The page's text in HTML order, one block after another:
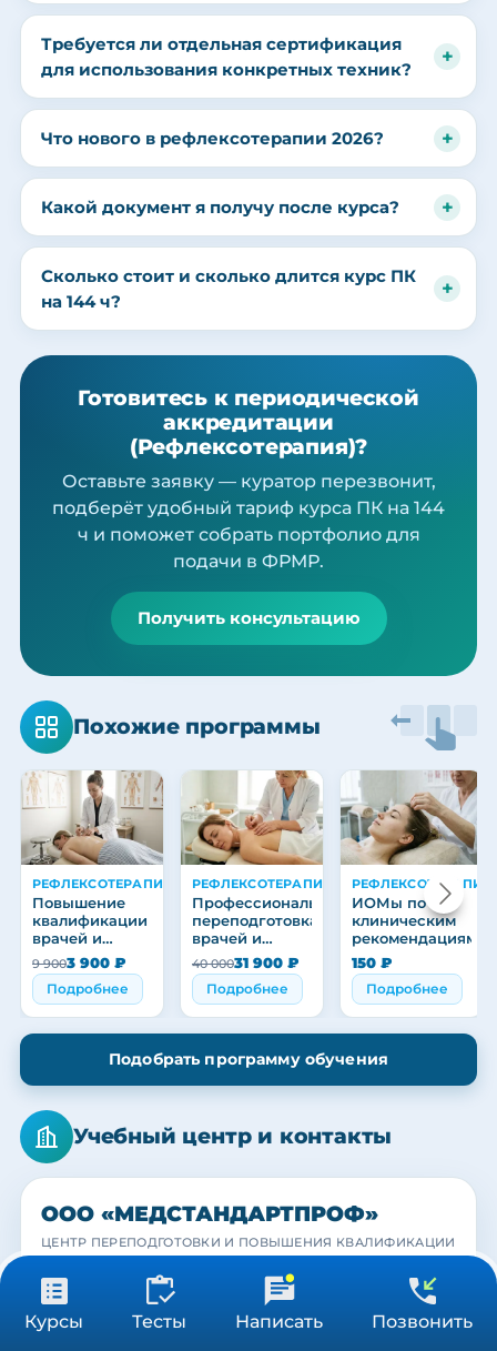
Курсы Тесты Написать Позвонить
Требуется ли отдельная сертификация
для использования конкретных техник?
Что нового в рефлексотерапии 2026?
Какой документ я получу после курса?
Сколько стоит и сколько длится курс ПК
на 144 ч?
Готовитесь к периодической
аккредитации
(Рефлексотерапия)?
Оставьте заявку — куратор перезвонит,
подберёт удобный тариф курса ПК на 144
ч и поможет собрать портфолио для
подачи в ФРМР.
Получить консультацию
Похожие программы
РЕФЛЕКСОТЕРАПИЯ
Повышение
квалификации
врачей и
медицинских
работников
9 9003 900 ₽
Подробнее
РЕФЛЕКСОТЕРАПИЯ
Профессиональная
переподготовка
врачей и
медицинских
работников
40 00031 900 ₽
Подробнее
РЕФЛЕКСОТЕРАПИЯ
ИОМы по
клиническим
рекомендациям
150 ₽
Подробнее
Подобрать программу обучения
Учебный центр и контакты
МЕДСТАНДАРТПРОФ
Учебный центр
Практика с действующими специалистами
МЕДСТАНДАРТПРОФ
Наша команда
Преподаватели и кураторы центра
МЕДСТАНДАРТПРОФ
Выпускники
Вручение удостоверений и сертификатов
ООО «МЕДСТАНДАРТПРОФ»
ЦЕНТР ПЕРЕПОДГОТОВКИ И ПОВЫШЕНИЯ КВАЛИФИКАЦИИ
МЕДИЦИНСКИХ РАБОТНИКОВ
КОНТАКТЫ
19 500 ₽
144 ч Получить консультацию